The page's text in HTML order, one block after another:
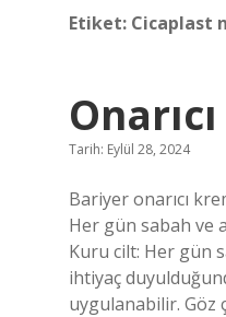
Etiket: Cicaplast
Tarih: Eylül 28, 2024
Bariyer onarıcı
Her gün sabah ve
Kuru cilt: Her gün
ihtiyaç
uygulanabilir. Göz